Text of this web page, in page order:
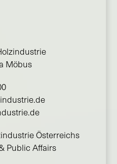
Möbus
399-00
Österreichs
Public Affairs